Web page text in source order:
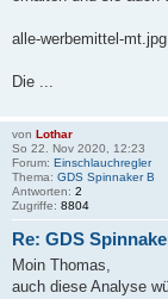
alle-werbemittel-mt.jpg
Die ...
von Lothar
So 22. Nov 2020, 12:23
Forum: Einschlauchregler
Thema: GDS Spinnaker B
Antworten: 2
Zugriffe: 8804
Re: GDS
Moin Thomas,
auch diese Analyse